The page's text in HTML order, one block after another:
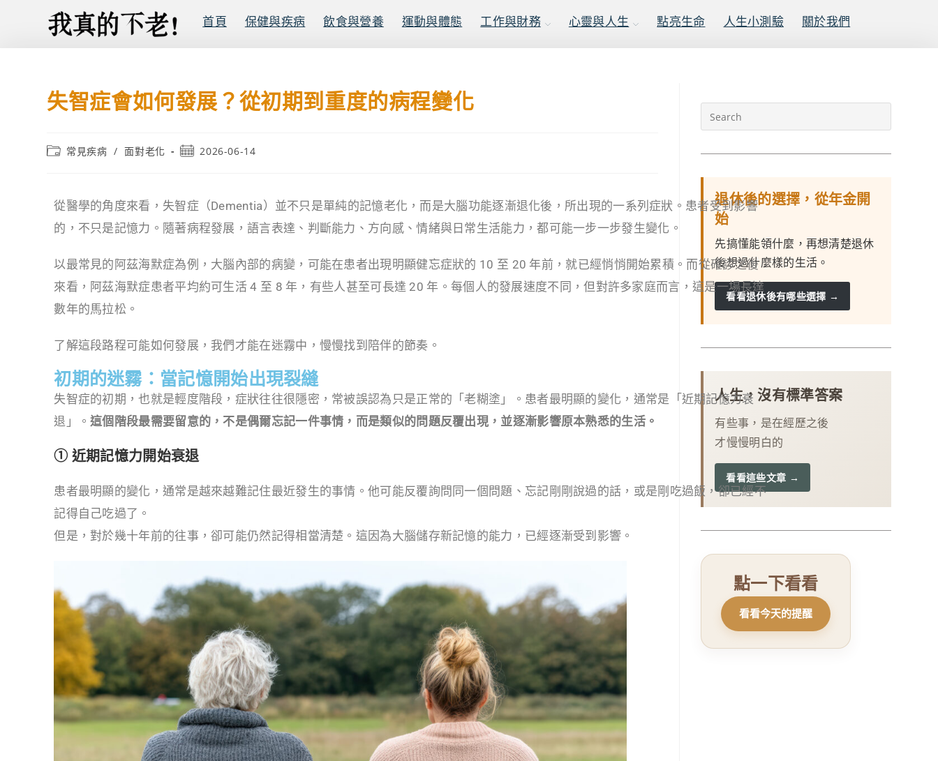
首頁 保健與疾病 飲食與營養 運動與體態 工作與財務 心靈與人生 點亮生命 人生小測驗 關於我們
失智症會如何發展？從初期到重度的病程變化
常見疾病 / 面對老化 2026-06-14
從醫學的角度來看，失智症（Dementia）並不只是單純的記憶老化，而是大腦功能逐漸退化後，所出現的一系列症狀。患者受到影響
的，不只是記憶力。隨著病程發展，語言表達、判斷能力、方向感、情緒與日常生活能力，都可能一步一步發生變化。
以最常見的阿茲海默症為例，大腦內部的病變，可能在患者出現明顯健忘症狀的 10 至 20 年前，就已經悄悄開始累積。而從確診之後
來看，阿茲海默症患者平均約可生活 4 至 8 年，有些人甚至可長達 20 年。每個人的發展速度不同，但對許多家庭而言，這是一場長達
數年的馬拉松。
了解這段路程可能如何發展，我們才能在迷霧中，慢慢找到陪伴的節奏。
初期的迷霧：當記憶開始出現裂縫
失智症的初期，也就是輕度階段，症狀往往很隱密，常被誤認為只是正常的「老糊塗」。患者最明顯的變化，通常是「近期記憶力衰
退」。這個階段最需要留意的，不是偶爾忘記一件事情，而是類似的問題反覆出現，並逐漸影響原本熟悉的生活。
① 近期記憶力開始衰退
患者最明顯的變化，通常是越來越難記住最近發生的事情。他可能反覆詢問同一個問題、忘記剛剛說過的話，或是剛吃過飯，卻已經不
記得自己吃過了。
但是，對於幾十年前的往事，卻可能仍然記得相當清楚。這因為大腦儲存新記憶的能力，已經逐漸受到影響。
退休後的選擇，從年金開
始
先搞懂能領什麼，再想清楚退休
後想過什麼樣的生活。
看看退休後有哪些選擇 →
人生，沒有標準答案
有些事，是在經歷之後
才慢慢明白的
看看這些文章 →
點一下看看
看看今天的提醒
再看一張